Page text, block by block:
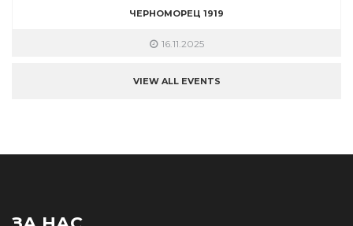
ЧЕРНОМОРЕЦ 1919
16.11.2025
VIEW ALL EVENTS